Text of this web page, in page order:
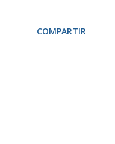
COMPARTIR